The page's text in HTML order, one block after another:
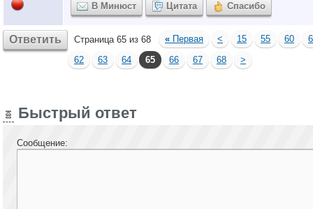
В Минюст Цитата Спасибо
Ответить Страница 65 из 68 « Первая < 15 55 60
62
63 64 65 66 67 68 >
Быстрый ответ
Сообщение: